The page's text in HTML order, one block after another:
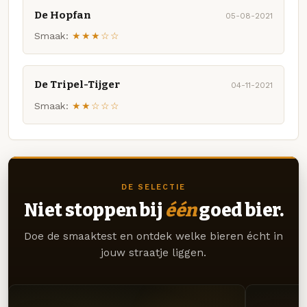
De Hopfan 05-08-2021
Smaak: ★★★☆☆
De Tripel-Tijger 04-11-2021
Smaak: ★★☆☆☆
DE SELECTIE
Niet stoppen bij ééngoed bier.
Doe de smaaktest en ontdek welke bieren écht in
jouw straatje liggen.